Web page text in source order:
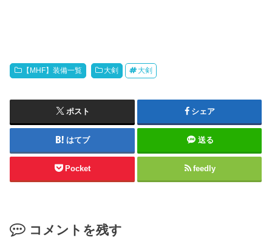
【MHF】装備一覧 大剣 大剣
ポスト シェア
はてブ 送る
Pocket feedly
コメントを残す